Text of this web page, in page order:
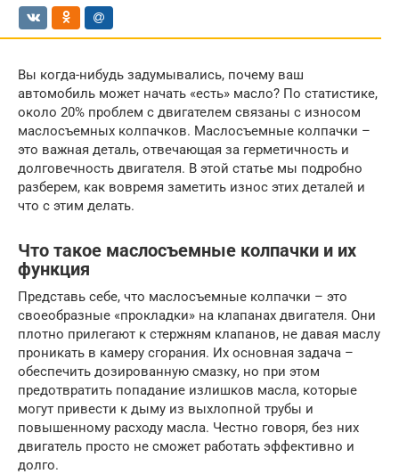
Вы когда-нибудь задумывались, почему ваш
автомобиль может начать «есть» масло? По статистике,
около 20% проблем с двигателем связаны с износом
маслосъемных колпачков. Маслосъемные колпачки –
это важная деталь, отвечающая за герметичность и
долговечность двигателя. В этой статье мы подробно
разберем, как вовремя заметить износ этих деталей и
что с этим делать.
Что такое маслосъемные колпачки и их
функция
Представь себе, что маслосъемные колпачки – это
своеобразные «прокладки» на клапанах двигателя. Они
плотно прилегают к стержням клапанов, не давая маслу
проникать в камеру сгорания. Их основная задача –
обеспечить дозированную смазку, но при этом
предотвратить попадание излишков масла, которые
могут привести к дыму из выхлопной трубы и
повышенному расходу масла. Честно говоря, без них
двигатель просто не сможет работать эффективно и
долго.